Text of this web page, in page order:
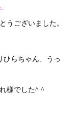
うございました。
ひらちゃん、うっ
様でした^ ^